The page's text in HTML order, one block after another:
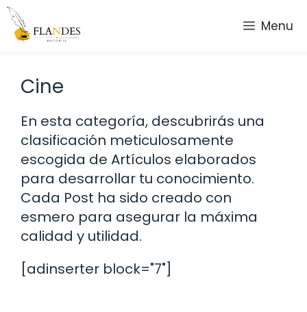
Saltar
contenido
Menu
Cine
En esta categoría, descubrirás una
clasificación meticulosamente
escogida de Artículos elaborados
para desarrollar tu conocimiento.
Cada Post ha sido creado con
esmero para asegurar la máxima
calidad y utilidad.
[adinserter block="7"]